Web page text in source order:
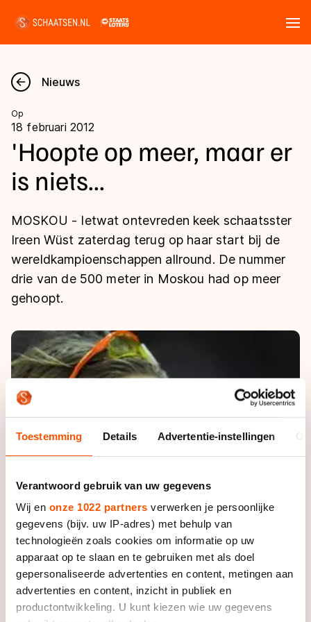
Toestemming Details Advertentie-instellingen
Verantwoord gebruik van uw gegevens
Wij en onze 1022 partners verwerken je persoonlijke
gegevens (bijv. uw IP-adres) met behulp van
technologieën zoals cookies om informatie op uw
apparaat op te slaan en te gebruiken met als doel
gepersonaliseerde advertenties en content, metingen aan
advertenties en content, inzicht in publiek en
productontwikkeling. U kunt kiezen wie uw gegevens
Nieuws
Kalender
Disciplines
Langebaan
Shorttrack
Inlineskaten
Schoonrijden
Natuurijs
Uitslagen
Langebaan
Shorttrack
Marathon
Inlineskaten
Kunstschaatsen
Tijden & historie
Ranglijsten Langebaan
Historie & statistiek
Inschrijven wedstrijden
Algemene Nederlandse Schaatstijd
Deze zomer de weg op
Waar kan ik schaatsen en skaten?
Schaatsfans
Alles voor jou als schaatsfan
Evenementen
Tickets
Word schaatsfan!
Winacties
Olympische Spelen
Olympische Spelen
Medaille overzicht
Medaillespiegel
Olympische uitslagen
Van Jong tot Goud verhalen
Nieuws
Op
18 februari 2012
'Hoopte op meer, maar er
is niets...
MOSKOU - Ietwat ontevreden keek schaatsster
Ireen Wüst zaterdag terug op haar start bij de
wereldkampioenschappen allround. De nummer
drie van de 500 meter in Moskou had op meer
gehoopt.